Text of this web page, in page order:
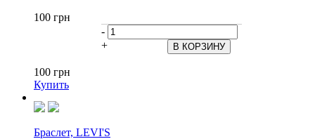
100 грн
-
+
100 грн
Купить
Браслет, LEVI'S